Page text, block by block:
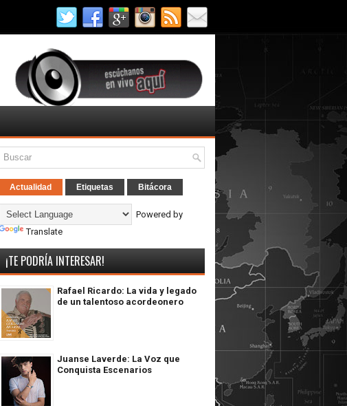
Actualidad Etiquetas Bitácora
Powered by
Translate
¡TE PODRÍA INTERESAR!
Rafael Ricardo: La vida y legado
de un talentoso acordeonero
Juanse Laverde: La Voz que
Conquista Escenarios